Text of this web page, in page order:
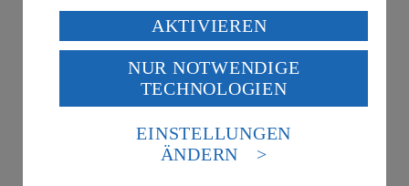
Verarbeitung deiner personenbezogenen Daten in den
USA durch Facebook und YouTube:
Wenn du auf „Aktivieren“ klickst, willigst du im Sinne
des Art. 49 Abs. 1 Satz 1 lit. a) DSGVO ein, dass deine
Daten in den USA verarbeitet werden. Der EuGH sieht
die USA als Land mit einem nach europäischen
Standards nicht angemessenen Datenschutzniveau an.
Es besteht das Risiko eines Zugriffs durch US-
AKTIVIEREN
NUR NOTWENDIGE
TECHNOLOGIEN
EINSTELLUNGEN
ÄNDERN